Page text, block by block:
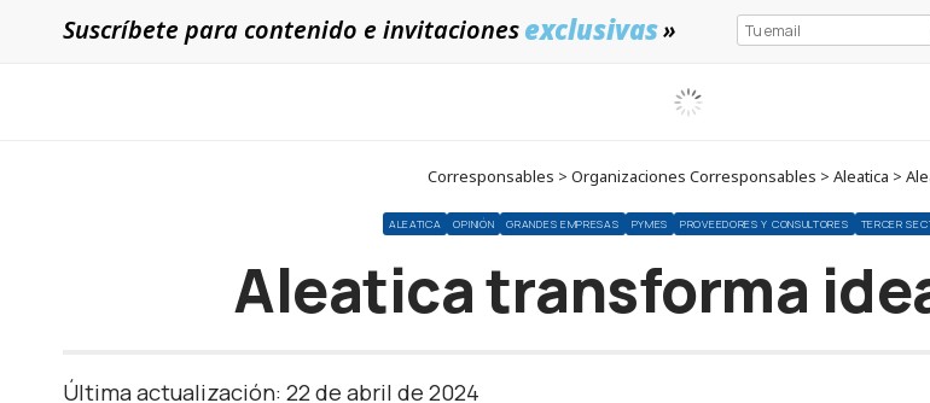
Suscríbete para contenido e invitacionesexclusivas»
Corresponsables > Organizaciones Corresponsables > Aleatica >
ALEATICA OPINIÓN GRANDES EMPRESAS PYMES PROVEEDORES Y CONSULTORES TERCER
Aleatica transforma
Última actualización: 22 de abril de 2024